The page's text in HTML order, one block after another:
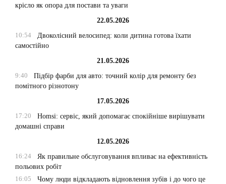
крісло як опора для постави та уваги
22.05.2026
10:54
Двоколісний велосипед: коли дитина готова їхати
самостійно
21.05.2026
9:40
Підбір фарби для авто: точний колір для ремонту без
помітного різнотону
17.05.2026
17:20
Homsi: сервіс, який допомагає спокійніше вирішувати
домашні справи
12.05.2026
16:24
Як правильне обслуговування впливає на ефективність
польових робіт
16:05
Чому люди відкладають відновлення зубів і до чого це